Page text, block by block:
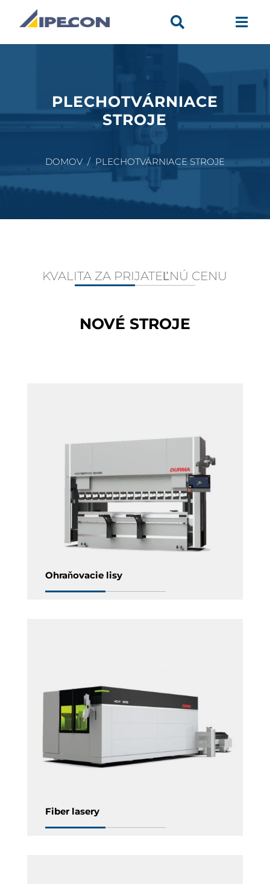
 
PLECHOTVÁRNIACE
STROJE
DOMOV / PLECHOTVÁRNIACE STROJE
KVALITA ZA PRIJATEĽNÚ CENU
NOVÉ STROJE
Ohraňovacie lisy
Fiber lasery